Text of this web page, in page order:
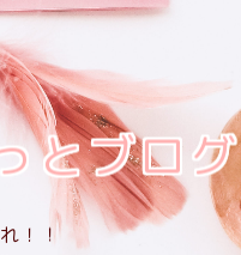
とブログ
！！